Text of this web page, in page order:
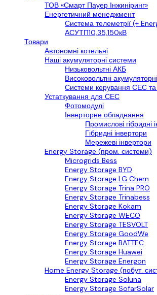
ТОВ «Смарт Пауер Інжиніринг»
Енергетичний менеджмент
Система телеметрії (+
АСУТП10,35,150кВ
Товари
Автономні котельні
Наші акумуляторні системи
Низьковольтні АКБ
Високовольтні
Системи керування СЕС
Устаткування для СЕС
Фотомодулі
Інверторне обладнання
Промислові гібридні
Гібридні інвертори
Мережеві інвертори
Energy Storage (пром. системи)
Microgrids Bess
Energy Storage BYD
Energy Storage LG Chem
Energy Storage Trina PRO
Energy Storage Trinabess
Energy Storage Kokam
Energy Storage WECO
Energy Storage TESVOLT
Energy Storage GoodWe
Energy Storage BATTEC
Energy Storage Huawei
Energy Storage Energon
Home Energy Storage (побут.
Energy Storage Soluna
Energy Storage SofarSolar